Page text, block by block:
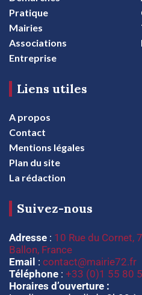
Pratique
Mairies
Associations
Entreprise
Liens utiles
A propos
Contact
Mentions légales
Plan du site
La rédaction
Suivez-nous
Adresse : 10 Rue du Cornet,
Ballon, France
Email : contact@mairie72.fr
Téléphone : +33 (0)1 55 80
Horaires d’ouverture :